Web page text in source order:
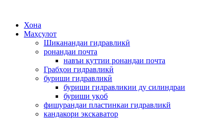
Хона
Маҳсулот
Шиканандаи гидравликӣ
ронандаи почта
навъи қуттии ронандаи почта
Грабҳои гидравликӣ
буриши гидравликӣ
буриши гидравликии ду силиндраи
буриши уқоб
фишурандаи пластинкаи гидравликй
кандакори экскаватор